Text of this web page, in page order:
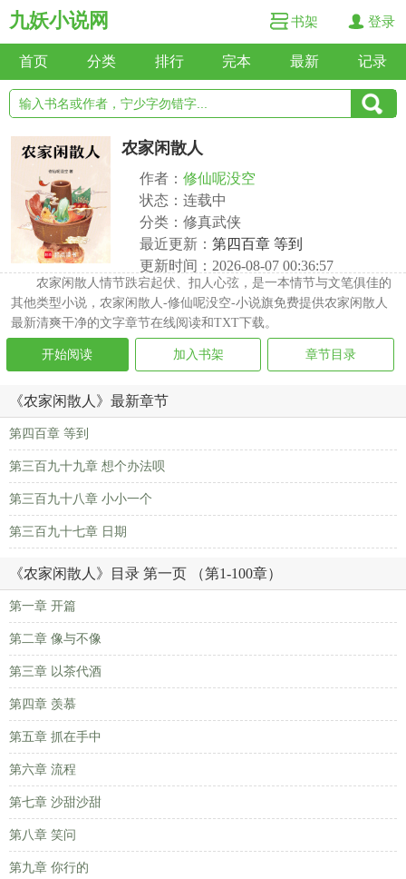
九妖小说网 书架 登录
首页 分类 排行 完本 最新 记录
农家闲散人
作者： 修仙呢没空
状态：连载中
分类：修真武侠
最近更新： 第四百章 等到
更新时间：2026-08-07 00:36:57
农家闲散人情节跌宕起伏、扣人心弦，是一本情节与文笔俱佳的
其他类型小说，农家闲散人-修仙呢没空-小说旗免费提供农家闲散人
最新清爽干净的文字章节在线阅读和TXT下载。
开始阅读 加入书架 章节目录
《农家闲散人》最新章节
第四百章 等到
第三百九十九章 想个办法呗
第三百九十八章 小小一个
第三百九十七章 日期
《农家闲散人》目录 第一页 （第1-100章）
第一章 开篇
第二章 像与不像
第三章 以茶代酒
第四章 羡慕
第五章 抓在手中
第六章 流程
第七章 沙甜沙甜
第八章 笑问
第九章 你行的